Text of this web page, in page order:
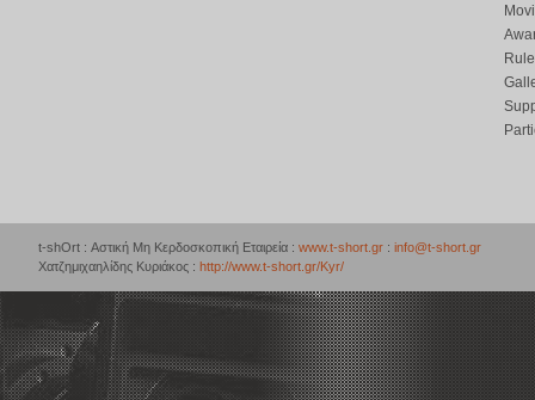
t-shOrt : Αστική Μη Κερδοσκοπική Εταιρεία : www.t-short.gr : info@t-short.gr
Χατζημιχαηλίδης Κυριάκος : http://www.t-short.gr/Kyr/